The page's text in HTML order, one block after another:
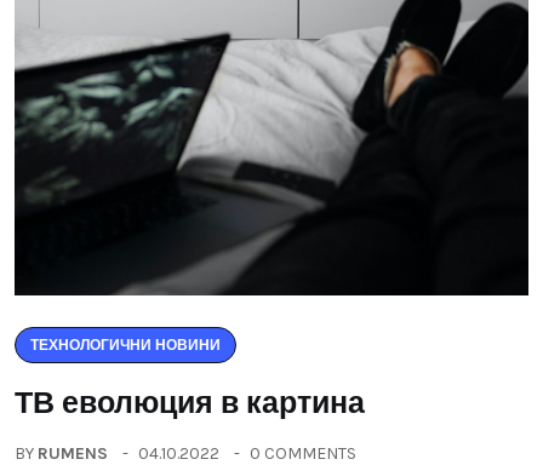
ТЕХНОЛОГИЧНИ НОВИНИ
ТВ еволюция в картина
BY RUMENS 04.10.2022 0 COMMENTS